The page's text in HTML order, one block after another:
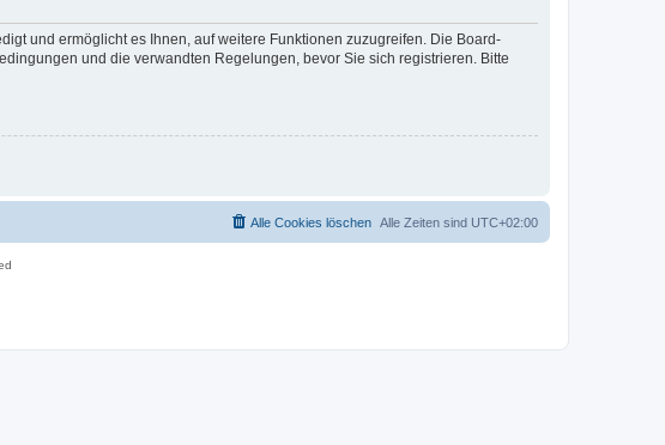
und ermöglicht es Ihnen, auf weitere Funktionen zuzugreifen. Die Board-
und die verwandten Regelungen, bevor Sie sich registrieren. Bitte
Alle Zeiten sind UTC+02:00
Alle Cookies löschen